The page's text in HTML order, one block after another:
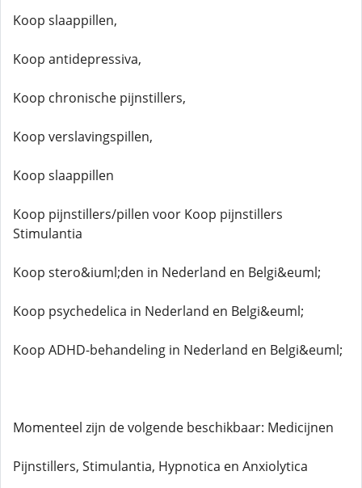
Koop slaappillen,
Koop antidepressiva,
Koop chronische pijnstillers,
Koop verslavingspillen,
Koop slaappillen
Koop pijnstillers/pillen voor Koop pijnstillers
Stimulantia
Koop stero&iuml;den in Nederland en Belgi&euml;
Koop psychedelica in Nederland en Belgi&euml;
Koop ADHD-behandeling in Nederland en Belgi&euml;
Momenteel zijn de volgende beschikbaar: Medicijnen
Pijnstillers, Stimulantia, Hypnotica en Anxiolytica